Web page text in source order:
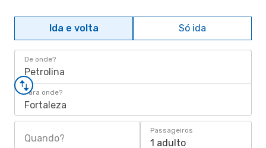
Ida e volta Só ida
De onde?
Petrolina
Para onde?
Fortaleza
Quando?
Passageiros
1 adulto